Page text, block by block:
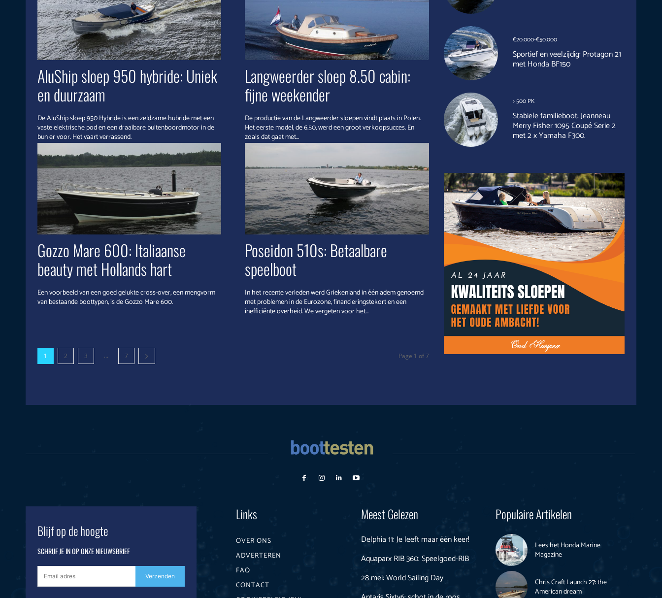
AluShip sloep 950 hybride: Uniek
en duurzaam
De AluShip sloep 950 Hybride is een zeldzame hubride met een
vaste elektrische pod en een draaibare buitenboordmotor in de
bun er voor. Het vaart verrassend.
Langweerder sloep 8.50 cabin:
fijne weekender
De productie van de Langweerder sloepen vindt plaats in Polen.
Het eerste model, de 6.50, werd een groot verkoopsucces. En
zoals dat gaat met...
Gozzo Mare 600: Italiaanse
beauty met Hollands hart
Een voorbeeld van een goed gelukte cross-over, een mengvorm
van bestaande boottypen, is de Gozzo Mare 600.
Poseidon 510s: Betaalbare
speelboot
In het recente verleden werd Griekenland in één adem genoemd
met problemen in de Eurozone, financieringstekort en een
inefficiënte overheid. We vergeten voor het...
1 2 3 ... 7 Page 1 of 7
€20.000-€50.000
Sportief en veelzijdig: Protagon 21
met Honda BF150
> 500 PK
Stabiele familieboot: Jeanneau
Merry Fisher 1095 Coupé Serie 2
met 2 x Yamaha F300.
Blijf op de hoogte
SCHRIJF JE IN OP ONZE NIEUWSBRIEF
Verzenden
Links
OVER ONS
ADVERTEREN
FAQ
CONTACT
Meest Gelezen
Delphia 11: Je leeft maar één keer!
Aquaparx RIB 360: Speelgoed-RIB
28 mei: World Sailing Day
Populaire Artikelen
Lees het Honda Marine
Magazine
Chris Craft Launch 27: the
American dream